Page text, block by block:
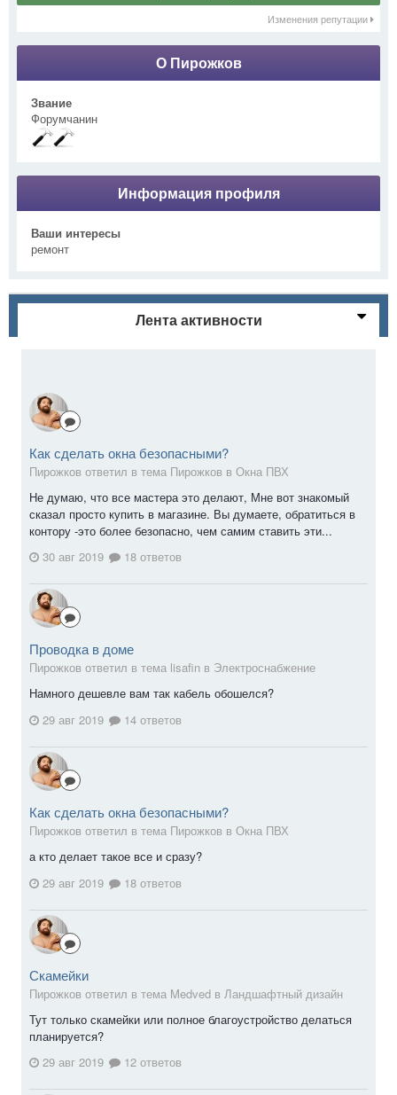
Изменения репутации
О Пирожков
Звание
Форумчанин
Информация профиля
Ваши интересы
ремонт
Лента активности
Как сделать окна безопасными?
Пирожков ответил в тема Пирожков в Окна ПВХ
Не думаю, что все мастера это делают, Мне вот знакомый
сказал просто купить в магазине. Вы думаете, обратиться в
контору -это более безопасно, чем самим ставить эти...
30 авг 2019
18 ответов
Проводка в доме
Пирожков ответил в тема lisafin в Электроснабжение
Намного дешевле вам так кабель обошелся?
29 авг 2019
14 ответов
Как сделать окна безопасными?
Пирожков ответил в тема Пирожков в Окна ПВХ
а кто делает такое все и сразу?
29 авг 2019
18 ответов
Скамейки
Пирожков ответил в тема Medved в Ландшафтный дизайн
Тут только скамейки или полное благоустройство делаться
планируется?
29 авг 2019
12 ответов